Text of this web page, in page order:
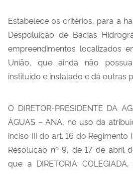
Estabelece os critérios, para a
Despoluição de Bacias
empreendimentos localizados
União, que ainda não
instituído e instalado e dá outras
os
critérios,
para
a
habilitação
Programa
de
Bacias
O DIRETOR-PRESIDENTE DA
ÁGUAS – ANA, no uso da
inciso III do art. 16 do
Resolução nº 9, de 17 de abril
que a DIRETORIA